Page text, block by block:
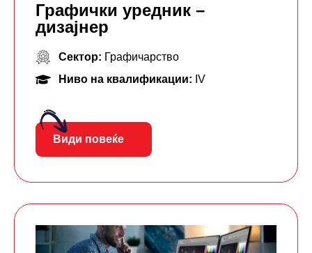
Графички уредник –
дизајнер
Сектор: Графичарство
Ниво на квалификации: IV
Види повеќе